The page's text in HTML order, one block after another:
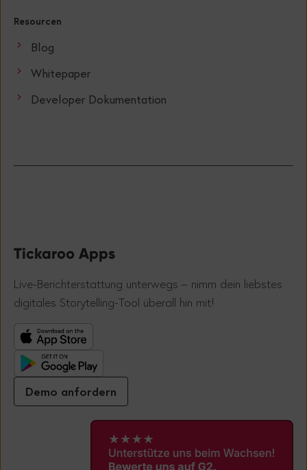
Resourcen
Blog
Whitepaper
Developer Dokumentation
Tickaroo Apps
Live-Berichterstattung unterwegs – nimm dein liebstes
digitales Storytelling-Tool überall hin mit!
Demo anfordern